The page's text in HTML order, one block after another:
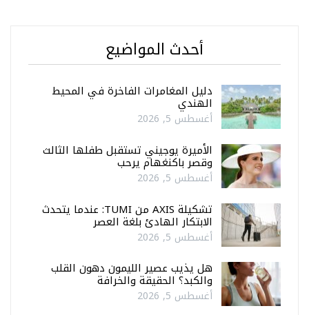
أحدث المواضيع
دليل المغامرات الفاخرة في المحيط
الهندي
أغسطس 5, 2026
الأميرة يوجيني تستقبل طفلها الثالث
وقصر باكنغهام يرحب
أغسطس 5, 2026
تشكيلة AXIS من TUMI: عندما يتحدث
الابتكار الهادئ بلغة العصر
أغسطس 5, 2026
هل يذيب عصير الليمون دهون القلب
والكبد؟ الحقيقة والخرافة
أغسطس 5, 2026